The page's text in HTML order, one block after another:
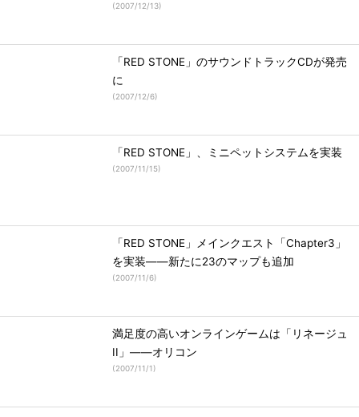
(2007/12/13)
「RED STONE」のサウンドトラックCDが発売
に
(2007/12/6)
「RED STONE」、ミニペットシステムを実装
(2007/11/15)
「RED STONE」メインクエスト「Chapter3」
を実装――新たに23のマップも追加
(2007/11/6)
満足度の高いオンラインゲームは「リネージュ
II」――オリコン
(2007/11/1)